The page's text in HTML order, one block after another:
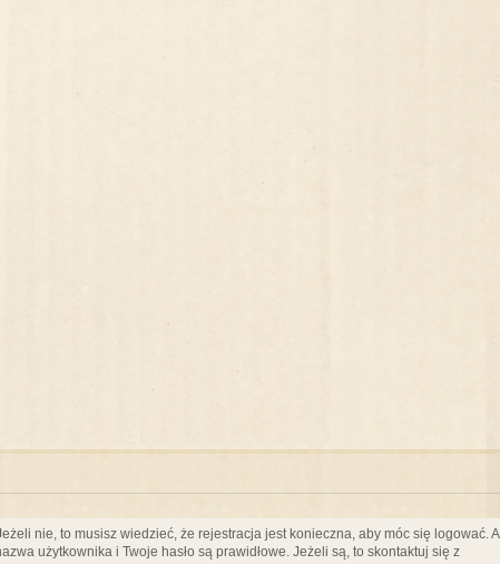
nie, to musisz wiedzieć, że rejestracja jest konieczna, aby móc się logować. A
użytkownika i Twoje hasło są prawidłowe. Jeżeli są, to skontaktuj się z